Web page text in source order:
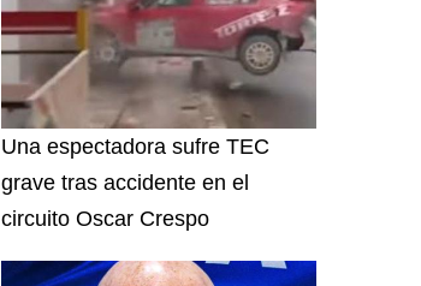
Una espectadora sufre TEC
grave tras accidente en el
circuito Oscar Crespo